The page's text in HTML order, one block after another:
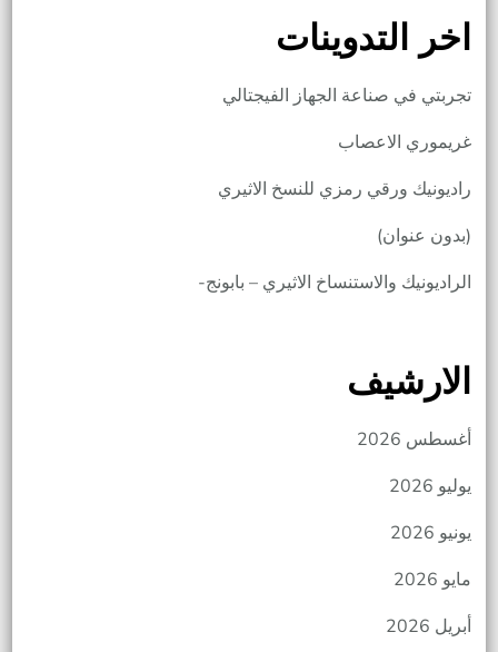
اخر التدوينات
تجربتي في صناعة الجهاز الفيجتالي
غريموري الاعصاب
راديونيك ورقي رمزي للنسخ الاثيري
(بدون عنوان)
الراديونيك والاستنساخ الاثيري – بابونج-
الارشيف
أغسطس 2026
يوليو 2026
يونيو 2026
مايو 2026
أبريل 2026